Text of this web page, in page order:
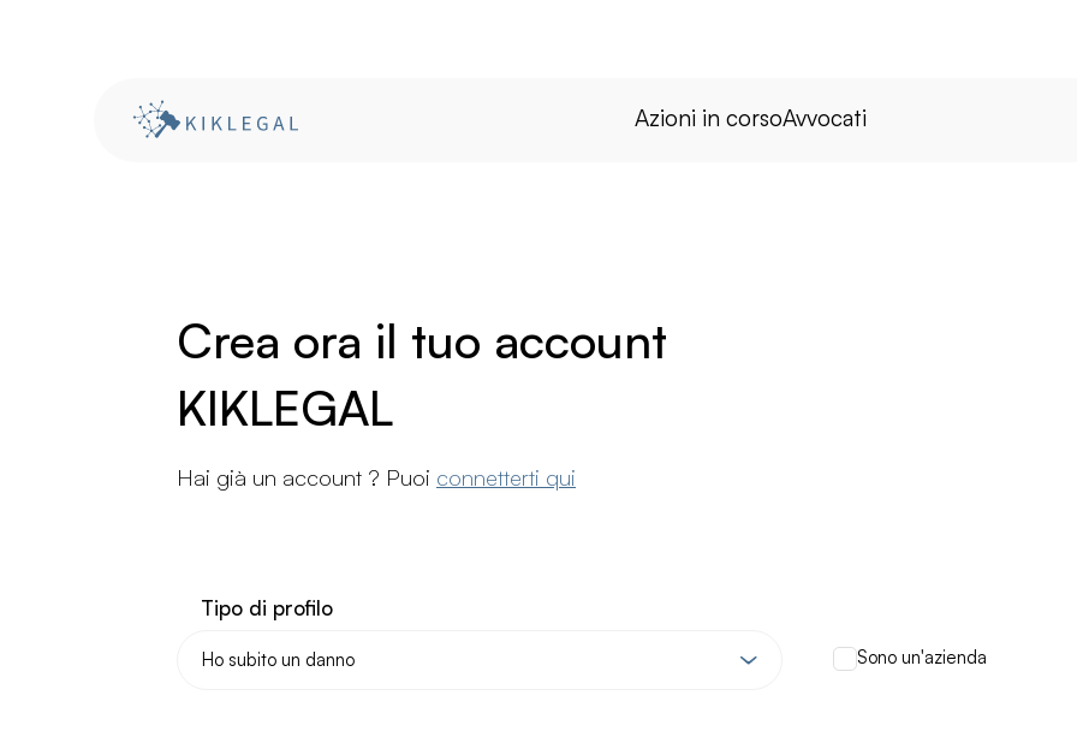
Azioni in corsoAvvocati
Crea ora il tuo account
KIKLEGAL
Hai già un account ? Puoi connetterti qui
Tipo di profilo
Sono un'azienda